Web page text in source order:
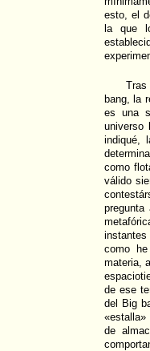
esto, el
la que
bang, la
es una
universo
indiqué,
como
válido
pregunta
como
materia,
de ese
del Big
de